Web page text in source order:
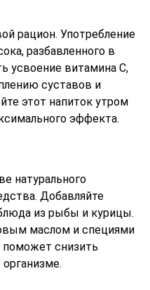
рацион. Употребление
разбавленного в
усвоение витамина C,
суставов и
этот напиток утром
эффекта.
натурального
Добавляйте
из рыбы и курицы.
маслом и специями
поможет снизить